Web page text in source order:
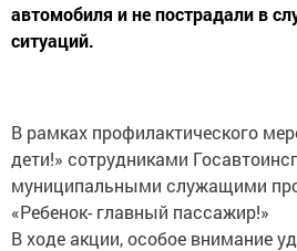
автомобиля и не пострадали в
ситуаций.
В рамках профилактического
дети!» сотрудниками
муниципальными служащими
«Ребенок- главный пассажир!»
В ходе акции, особое внимание